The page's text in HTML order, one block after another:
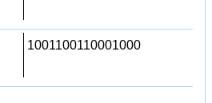
1001100110001000